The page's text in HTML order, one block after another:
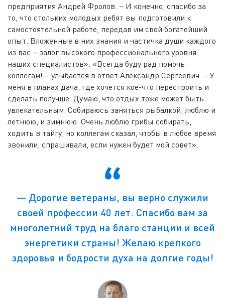
предприятия Андрей Фролов. – И конечно, спасибо за
то, что стольких молодых ребят вы подготовили к
самостоятельной работе, передав им свой богатейший
опыт. Вложенные в них знания и частичка души каждого
из вас – залог высокого профессионального уровня
наших специалистов». «Всегда буду рад помочь
коллегам! – улыбается в ответ Александр Сергеевич. – У
меня в планах дача, где хочется кое-что перестроить и
сделать получше. Думаю, что отдых тоже может быть
увлекательным. Собираюсь заняться рыбалкой, люблю и
летнюю, и зимнюю. Очень люблю грибы собирать,
ходить в тайгу, но коллегам сказал, чтобы в любое время
звонили, спрашивали, если нужен будет мой совет».
― Дорогие ветераны, вы верно служили
своей профессии 40 лет. Спасибо вам за
многолетний труд на благо станции и всей
энергетики страны! Желаю крепкого
здоровья и бодрости духа на долгие годы!